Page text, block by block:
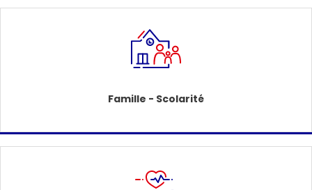
Famille - Scolarité